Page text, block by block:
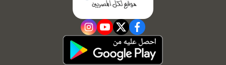
facebook
twitter
youtube
instagram